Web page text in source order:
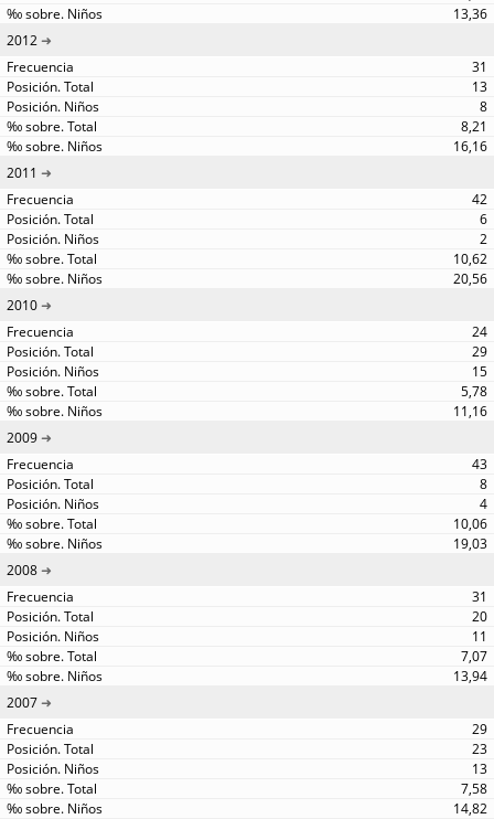
13,36
2012
31
13
8
8,21
16,16
2011
42
6
2
10,62
20,56
2010
24
29
15
5,78
11,16
2009
43
8
4
10,06
19,03
2008
31
20
11
7,07
13,94
2007
29
23
13
7,58
14,82